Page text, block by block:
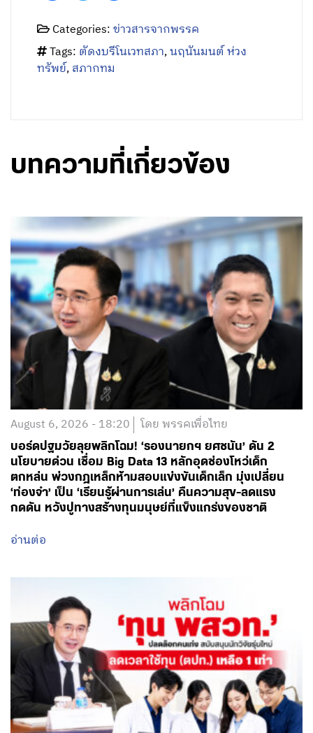
Categories:ข่าวสารจากพรรค
Tags: ตัดงบรีโนเวทสภา,นฤนันมนต์ ห่วง
ทรัพย์,สภากทม
บทความที่เกี่ยวข้อง
August 6, 2026 - 18:20 โดย พรรคเพื่อไทย
บอร์ดปฐมวัยลุยพลิกโฉม! ‘รองนายกฯ ยศชนัน’ ดัน 2
นโยบายด่วน เชื่อม Big Data 13 หลักอุดช่องโหว่เด็ก
ตกหล่น พ่วงกฎเหล็กห้ามสอบแข่งขันเด็กเล็ก มุ่งเปลี่ยน
‘ท่องจำ’ เป็น ‘เรียนรู้ผ่านการเล่น’ คืนความสุข-ลดแรง
กดดัน หวังปูทางสร้างทุนมนุษย์ที่แข็งแกร่งของชาติ
อ่านต่อ